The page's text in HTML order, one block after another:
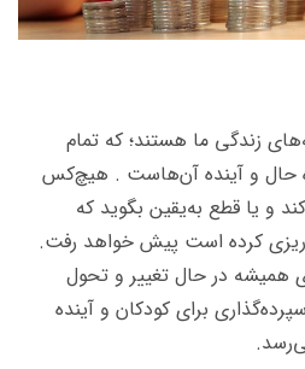
زندگی ما هستند؛ که تمام
حال و آینده آن‌هاست . هیچ‌کس
و یا قطع به‌یقین بگوید که
کرده ‌است پیش خواهد رفت.
در حال تغییر و تحول
برای کودکان و آینده